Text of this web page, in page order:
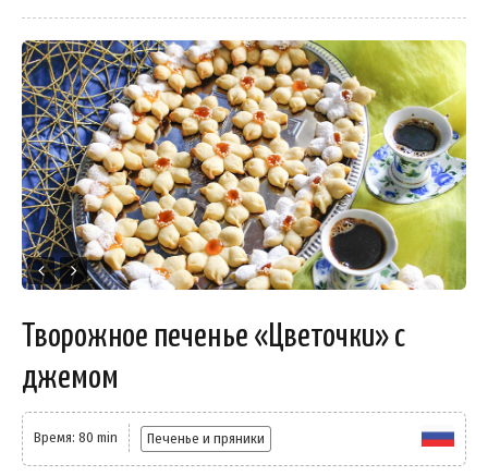
Творожное печенье «Цветочки» с
джемом
Время: 80 min Печенье и пряники